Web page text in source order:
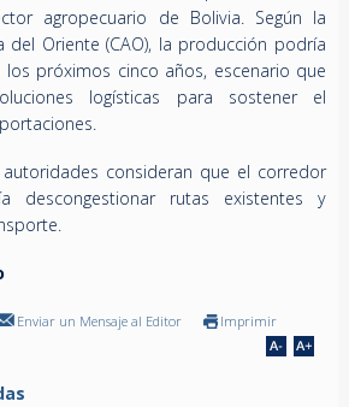
agropecuario de Bolivia. Según la
del Oriente (CAO), la producción podría
próximos cinco años, escenario que
logísticas para sostener el
consideran que el corredor
descongestionar rutas existentes y
Enviar un Mensaje al Editor Imprimir